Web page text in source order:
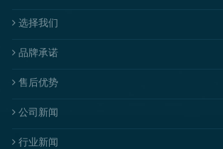
选择我们
品牌承诺
售后优势
公司新闻
行业新闻